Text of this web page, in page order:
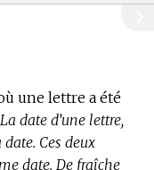
une lettre a été
La date d’une lettre,
date. Ces deux
date. De fraîche